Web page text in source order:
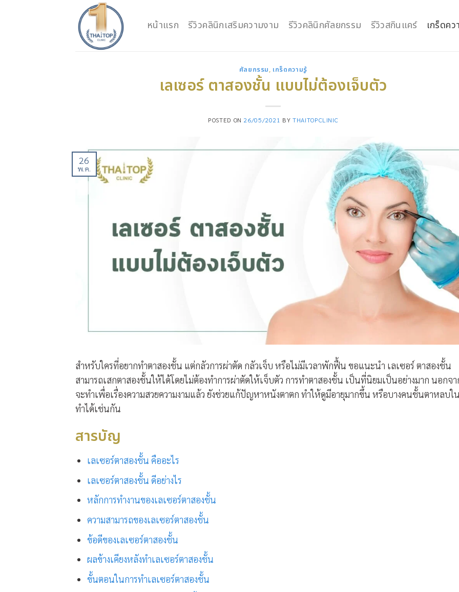
หน้าแรก รีวิวคลินิกเสริมความงาม รีวิวคลินิกศัลยกรรม รีวิวสกินแคร์ เกร็ดค
ศัลยกรรม, เกร็ดความรู้
เลเซอร์ ตาสองชั้น แบบไม่ต้องเจ็บตัว
POSTED ON 26/05/2021 BYTHAITOPCLINIC
26
พ.ค.
สำหรับใครที่อยากทำตาสองชั้น แต่กลัวการผ่าตัด กลัวเจ็บ หรือไม่มีเวลาพักฟื้น ขอแนะนำ เลเซอร์ ตาสองชั้น
สามารถเสกตาสองชั้นให้ได้โดยไม่ต้องทำการผ่าตัดให้เจ็บตัว การทำตาสองชั้น เป็นที่นิยมเป็นอย่างมาก นอกจ
จะทำเพื่อเรื่องความสวยความงามแล้ว ยังช่วยแก้ปัญหาหนังตาตก ทำให้ดูมีอายุมากขึ้น หรือบางคนชั้นตาหลบใ
ทำได้เช่นกัน
สารบัญ
เลเซอร์ตาสองชั้น คืออะไร
เลเซอร์ตาสองชั้น ดีอย่างไร
หลักการทำงานของเลเซอร์ตาสองชั้น
ความสามารถของเลเซอร์ตาสองชั้น
ข้อดีของเลเซอร์ตาสองชั้น
ผลข้างเคียงหลังทำเลเซอร์ตาสองชั้น
ขั้นตอนในการทำเลเซอร์ตาสองชั้น